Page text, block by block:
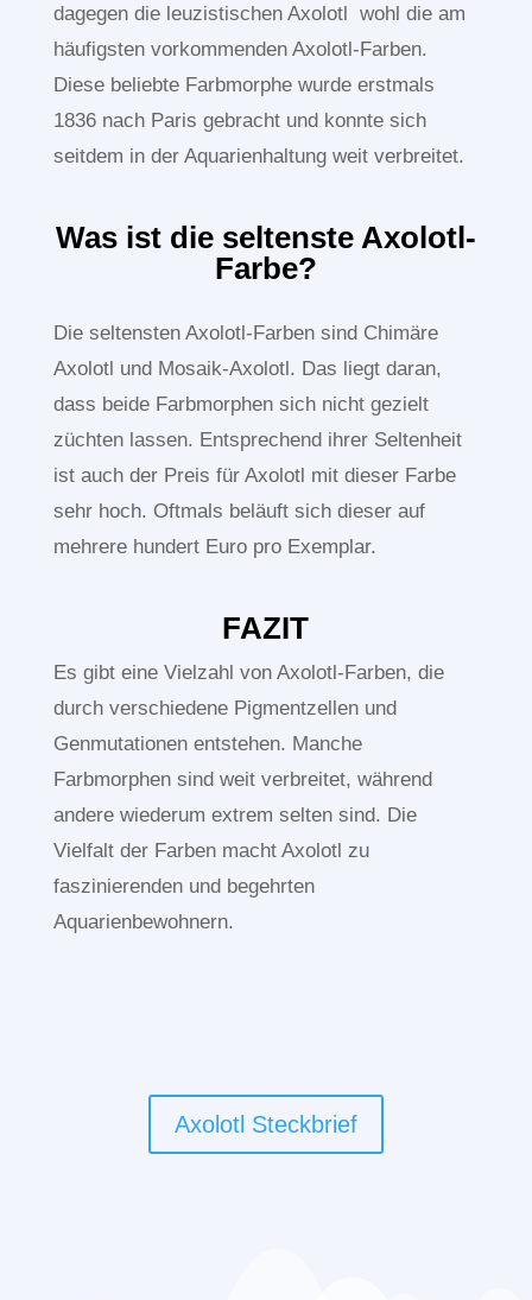
dagegen die leuzistischen Axolotl wohl die am
häufigsten vorkommenden Axolotl-Farben.
Diese beliebte Farbmorphe wurde erstmals
1836 nach Paris gebracht und konnte sich
seitdem in der Aquarienhaltung weit verbreitet.
Was ist die seltenste Axolotl-
Farbe?
Die seltensten Axolotl-Farben sind Chimäre
Axolotl und Mosaik-Axolotl. Das liegt daran,
dass beide Farbmorphen sich nicht gezielt
züchten lassen. Entsprechend ihrer Seltenheit
ist auch der Preis für Axolotl mit dieser Farbe
sehr hoch. Oftmals beläuft sich dieser auf
mehrere hundert Euro pro Exemplar.
FAZIT
Es gibt eine Vielzahl von Axolotl-Farben, die
durch verschiedene Pigmentzellen und
Genmutationen entstehen. Manche
Farbmorphen sind weit verbreitet, während
andere wiederum extrem selten sind. Die
Vielfalt der Farben macht Axolotl zu
faszinierenden und begehrten
Aquarienbewohnern.
Axolotl Steckbrief